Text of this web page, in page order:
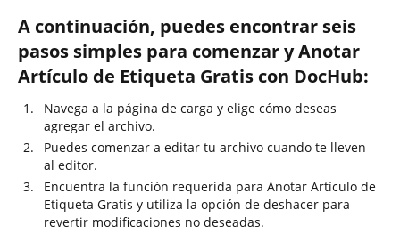
A continuación, puedes encontrar seis
pasos simples para comenzar y Anotar
Artículo de Etiqueta Gratis con DocHub:
Navega a la página de carga y elige cómo deseas
agregar el archivo.
Puedes comenzar a editar tu archivo cuando te lleven
al editor.
Encuentra la función requerida para Anotar Artículo de
Etiqueta Gratis y utiliza la opción de deshacer para
revertir modificaciones no deseadas.